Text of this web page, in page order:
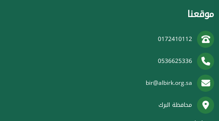
موقعنا
0172410112
0536625336
bir@albirk.org.sa
محافظة البرك